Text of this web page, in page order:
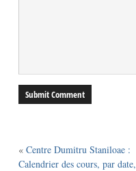
« Centre Dumitru Staniloae :
Calendrier des cours, par date,